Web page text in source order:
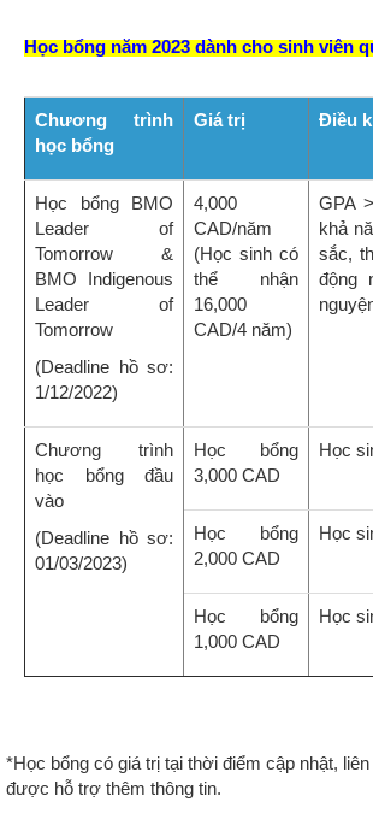
Học bổng năm 2023 dành cho sinh viên
Chương trình
học bổng
Giá trị Điều
Học bổng BMO
Leader of
Tomorrow &
BMO Indigenous
Leader of
Tomorrow
(Deadline hồ sơ:
1/12/2022)
4,000
CAD/năm
(Học sinh có
thể nhận
16,000
CAD/4 năm)
GPA
khả
sắc,
động
Chương trình
học bổng đầu
vào
(Deadline hồ sơ:
01/03/2023)
Học bổng
3,000 CAD
Học
Học bổng
2,000 CAD
Học
Học bổng
1,000 CAD
Học
*Học bổng có giá trị tại thời điểm cập nhật,
được hỗ trợ thêm thông tin.